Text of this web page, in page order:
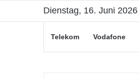
Dienstag, 16. Juni 2026
Telekom Vodafone